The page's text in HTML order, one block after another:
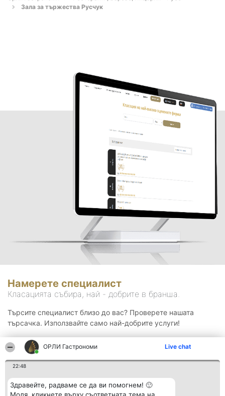
ОРЛИ Гастрономи Live chat
22:48
Здравейте, радваме се да ви помогнем! 🙂
Зала за тържества Русчук
Намерете специалист
Класацията събира, най - добрите в бранша.
Търсите специалист близо до вас? Проверете нашата
търсачка. Използвайте само най-добрите услуги!